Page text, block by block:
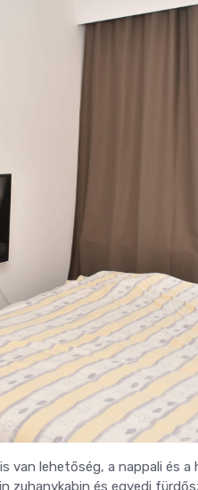
van lehetőség, a nappali és
zuhanykabin és egyedi